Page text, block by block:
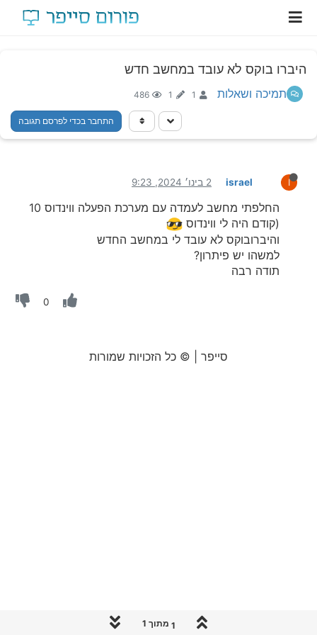
היברו בוקס לא עובד במחשב חדש
תמיכה ושאלות 1
1
486
התחבר בכדי לפרסם תגובה
I
israel 2 בינו׳ 2024, 9:23
החלפתי מחשב לעמדה עם מערכת הפעלה ווינדוס 10
(קודם היה לי ווינדוס
והיברובוקס לא עובד לי במחשב החדש
למשהו יש פיתרון?
תודה רבה
0
1 מתוך 1
סייפר | © כל הזכויות שמורות